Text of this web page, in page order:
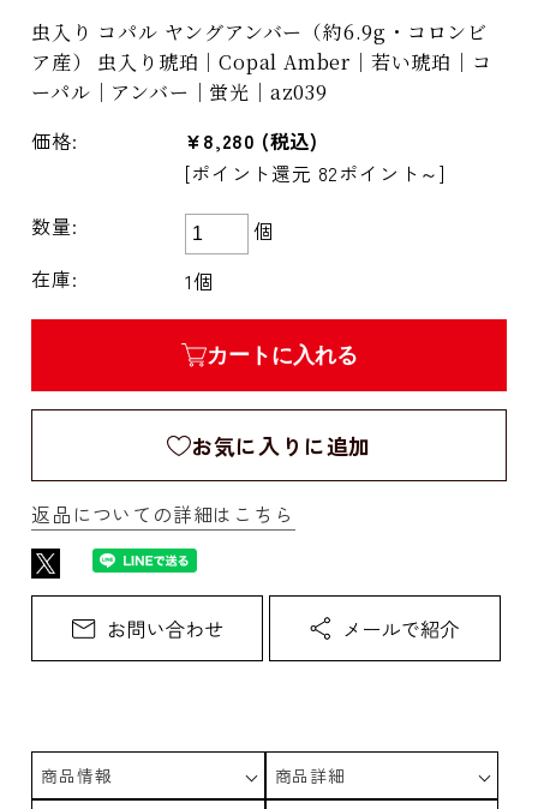
虫入り コパル ヤングアンバー（約6.9g・コロンビ
ア産） 虫入り琥珀｜Copal Amber｜若い琥珀｜コ
ーパル｜アンバー｜蛍光｜az039
価格: ¥8,280 (税込)
[ポイント還元 82ポイント～]
数量:
個
在庫:
1個
カートに入れる
お気に入りに追加
返品についての詳細はこちら
商品情報
商品詳細